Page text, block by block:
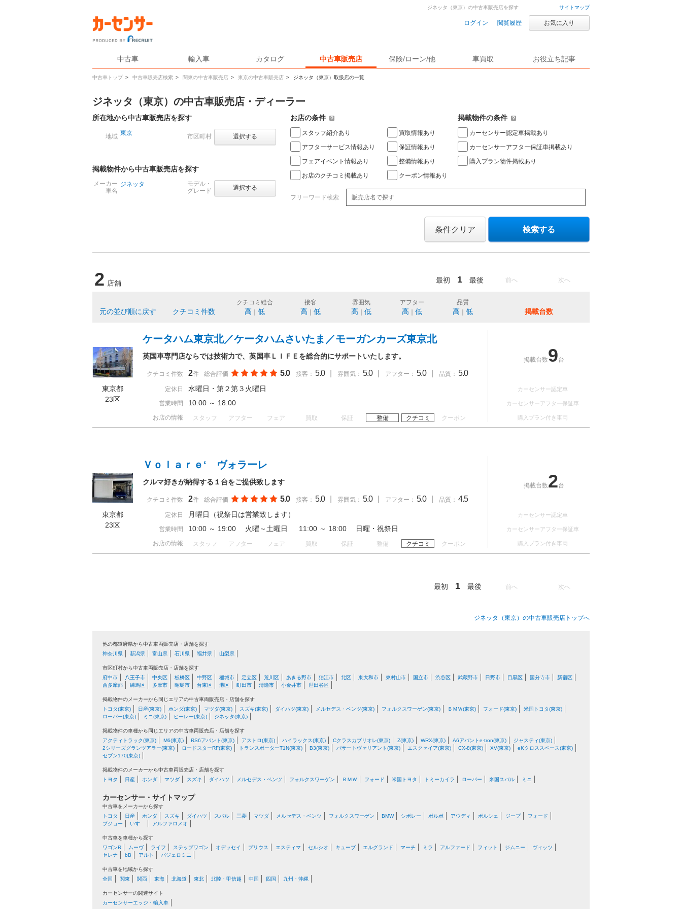
サイトマップ
ログイン 閲覧履歴 お気に入り
中古車 輸入車 カタログ 中古車販売店 保険/ローン/他 車買取 お役立ち記事
中古車トップ > 中古車販売店検索 > 関東の中古車販売店 > 東京の中古車販売店 > ジネッタ（東京）取扱店の一覧
ジネッタ（東京）の中古車販売店を探す
ジネッタ（東京）の中古車販売店・ディーラー
所在地から中古車販売店を探す
地域 東京 市区町村 選択する
掲載物件から中古車販売店を探す
メーカー
車名
ジネッタ
モデル・
グレード
選択する
お店の条件
スタッフ紹介あり
アフターサービス情報あり
フェアイベント情報あり
お店のクチコミ掲載あり
買取情報あり
保証情報あり
整備情報あり
クーポン情報あり
掲載物件の条件
カーセンサー認定車掲載あり
カーセンサーアフター保証車掲載あり
購入プラン物件掲載あり
フリーワード検索
条件クリア 検索する
2 店舗 前へ 次へ
最初 1 最後
元の並び順に戻す クチコミ件数
クチコミ総合
高 低
接客
高 低
雰囲気
高 低
アフター
高 低
品質
高 低 掲載台数
東京都
23区
ケータハム東京北／ケータハムさいたま／モーガンカーズ東京北
英国車専門店ならでは技術力で、英国車ＬＩＦＥを総合的にサポートいたします。
クチコミ件数 2件 総合評価 5.0 接客： 5.0 雰囲気： 5.0 アフター： 5.0 品質： 5.0
定休日 水曜日・第２第３火曜日
営業時間 10:00 ～ 18:00
お店の情報 スタッフ アフター フェア 買取 保証 整備 クチコミ クーポン
掲載台数9台
カーセンサー認定車
カーセンサーアフター保証車
購入プラン付き車両
東京都
23区
Ｖｏｌａｒｅ‘ ヴォラーレ
クルマ好きが納得する１台をご提供致します
クチコミ件数 2件 総合評価 5.0 接客： 5.0 雰囲気： 5.0 アフター： 5.0 品質： 4.5
定休日 月曜日（祝祭日は営業致します）
営業時間 10:00 ～ 19:00 火曜～土曜日 11:00 ～ 18:00 日曜・祝祭日
お店の情報 スタッフ アフター フェア 買取 保証 整備 クチコミ クーポン
掲載台数2台
カーセンサー認定車
カーセンサーアフター保証車
購入プラン付き車両
最初 1 最後 前へ 次へ
ジネッタ（東京）の中古車販売店トップへ
他の都道府県から中古車両販売店・店舗を探す
神奈川県
新潟県 富山県 石川県 福井県 山梨県
市区町村から中古車両販売店・店舗を探す
府中市
八王子市 中央区 板橋区 中野区 稲城市 足立区 荒川区 あきる野市 狛江市 北区 東大和市 東村山市 国立市 渋谷区 武蔵野市 日野市 目黒区 国分寺市
新宿区
西多摩郡
練馬区 多摩市 昭島市 台東区 港区 町田市 清瀬市 小金井市 世田谷区
掲載物件のメーカーから同じエリアの中古車両販売店・店舗を探す
トヨタ(東京)
日産(東京) ホンダ(東京) マツダ(東京) スズキ(東京) ダイハツ(東京) メルセデス・ベンツ(東京) フォルクスワーゲン(東京) ＢＭＷ(東京) フォード(東京)
米国トヨタ(東京)
ローバー(東京)
ミニ(東京) ヒーレー(東京) ジネッタ(東京)
掲載物件の車種から同じエリアの中古車両販売店・店舗を探す
アクティトラック(東京)
M6(東京) RS6アバント(東京) アストロ(東京) ハイラックス(東京) Cクラスカブリオレ(東京) Z(東京) WRX(東京) A6アバントe-tron(東京)
ジャスティ(東京)
2シリーズグランツアラー(東京)
ロードスターRF(東京) トランスポーターT1N(東京) B3(東京) パサートヴァリアント(東京) エスクァイア(東京) CX-8(東京) XV(東京)
eKクロススペース(東京)
セブン170(東京)
掲載物件のメーカーから中古車両販売店・店舗を探す
トヨタ
日産 ホンダ マツダ スズキ ダイハツ メルセデス・ベンツ フォルクスワーゲン ＢＭＷ フォード 米国トヨタ トミーカイラ ローバー 米国スバル ミニ
カーセンサー・サイトマップ
中古車をメーカーから探す
トヨタ
日産 ホンダ スズキ ダイハツ スバル 三菱 マツダ メルセデス・ベンツ フォルクスワーゲン BMW シボレー ボルボ アウディ ポルシェ ジープ
フォード
プジョー
いすゞ アルファロメオ
中古車を車種から探す
ワゴンR
ムーヴ ライフ ステップワゴン オデッセイ プリウス エスティマ セルシオ キューブ エルグランド マーチ ミラ アルファード フィット ジムニー
ヴィッツ
セレナ
bB アルト パジェロミニ
中古車を地域から探す
全国
関東 関西 東海 北海道 東北 北陸・甲信越 中国 四国 九州・沖縄
カーセンサーの関連サイト
カーセンサーエッジ・輸入車